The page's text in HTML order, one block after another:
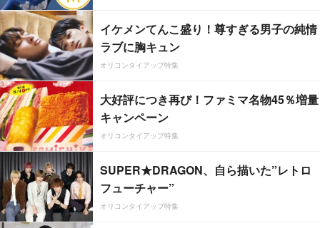
イケメンてんこ盛り！尊すぎる男子の純情
ラブに胸キュン
オリコンタイアップ特集
大好評につき再び！ファミマ名物45％増量
キャンペーン
オリコンタイアップ特集
SUPER★DRAGON、自ら描いた”レトロ
フューチャー”
オリコンタイアップ特集